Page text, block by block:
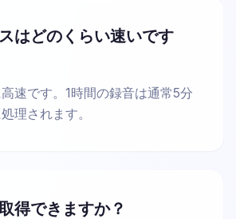
はどのくらい速いです
速です。1時間の録音は通常5分
理されます。
得できますか？